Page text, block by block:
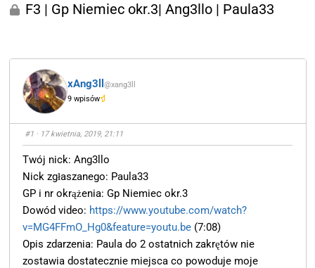
F3 | Gp Niemiec okr.3| Ang3llo | Paula33
xAng3ll
@xang3ll
9 wpisów
#1 · 17 kwietnia, 2019, 21:11
Twój nick: Ang3llo
Nick zgłaszanego: Paula33
GP i nr okrążenia: Gp Niemiec okr.3
Dowód video: https://www.youtube.com/watch?
v=MG4FFmO_Hg0&feature=youtu.be (7:08)
Opis zdarzenia: Paula do 2 ostatnich zakrętów nie
zostawia dostatecznie miejsca co powoduje moje